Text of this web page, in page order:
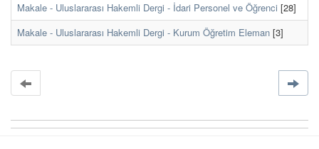
Makale - Uluslararası Hakemli Dergi - İdari Personel ve Öğrenci [28]
Makale - Uluslararası Hakemli Dergi - Kurum Öğretim Eleman [3]